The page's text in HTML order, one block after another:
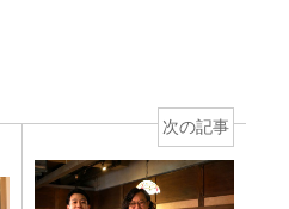
次の記事